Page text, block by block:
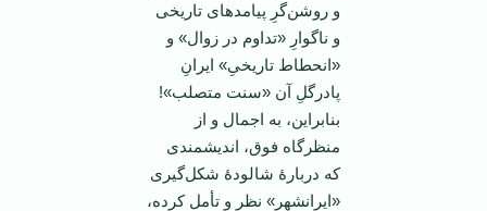
و روشن‌گرِ پیامدهای تاریخی
و ناگوارِ «تداوم در زوال» و
«انحطاط تاریخیِ» ایرانِ
پادرگلِ آن «سنت متصلب»!
بنابراین، به اجمال و از
منظرگاه فوق، اندیشمندی
که دربارۀ شالودۀ شکل‌گیری
«ایرانشهر» نظر و تأمل کرده‌،